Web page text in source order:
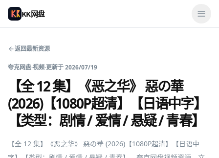
KK网盘
返回最新资源
夸克网盘·视频·更新于2026/07/19
【全 12 集】《恶之华》 惡の華
(2026)【1080P超清】【日语中字】
【类型：剧情 / 爱情 / 悬疑 / 青春】
【全 12 集】《恶之华》 惡の華 (2026)【1080P超清】【日语中